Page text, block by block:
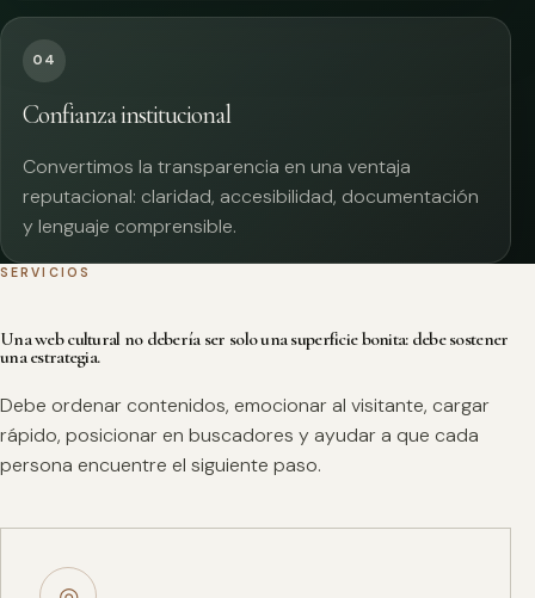
04
Confianza institucional
Convertimos la transparencia en una ventaja
reputacional: claridad, accesibilidad, documentación
y lenguaje comprensible.
SERVICIOS
Una web cultural no debería ser solo una superficie bonita: debe sostener
una estrategia.
Debe ordenar contenidos, emocionar al visitante, cargar
rápido, posicionar en buscadores y ayudar a que cada
persona encuentre el siguiente paso.